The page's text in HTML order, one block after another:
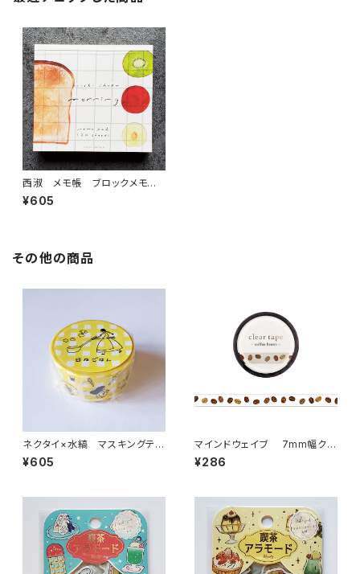
西淑 メモ帳 ブロックメモ
mornimg
¥605
その他の商品
ネクタイ×水縞 マスキングテー
プ 日々ごはん イエロー
¥605
マインドウェイブ 7mm幅クリ
アテープ箔押し 95298 coffe
e beansコーヒー豆
¥286